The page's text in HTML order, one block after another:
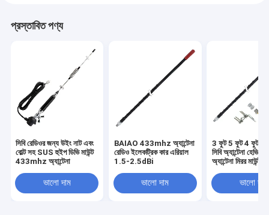
প্রস্তাবিত পণ্য
সিবি রেডিওর জন্য উইং নাট এবং
বোল্ট সহ SUS হুইপ ডিভি মাউন্ট
433mhz অ্যান্টেনা
ভালো দাম
BAIAO 433mhz অ্যান্টেনা
রেডিও ইলেকট্রিক কার এরিয়াল
1.5-2.5dBi
ভালো দাম
3 ফুট 5 ফুট 4 ফুট
সিবি অ্যান্টেনা হেভি
অ্যান্টেনা মিরর মাউন্ট
ভালো দাম